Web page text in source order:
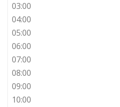
03:00
04:00
05:00
06:00
07:00
08:00
09:00
10:00